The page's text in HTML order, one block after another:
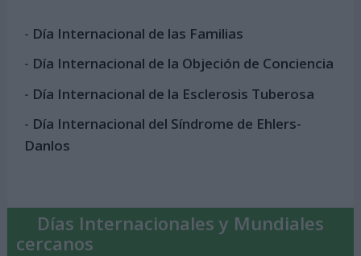
- Día Internacional de las Familias
- Día Internacional de la Objeción de Conciencia
- Día Internacional de la Esclerosis Tuberosa
- Día Internacional del Síndrome de Ehlers-
Danlos
Días Internacionales y Mundiales
cercanos